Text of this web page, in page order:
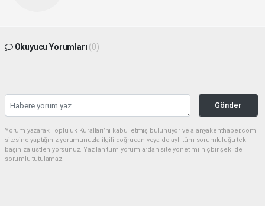
Okuyucu Yorumları (0)
Gönder
Yorum yazarak Topluluk Kuralları’nı kabul etmiş bulunuyor ve alanyakenthaber.com
sitesine yaptığınız yorumunuzla ilgili doğrudan veya dolaylı tüm sorumluluğu tek
başınıza üstleniyorsunuz. Yazılan tüm yorumlardan site yönetimi hiçbir şekilde
sorumlu tutulamaz.